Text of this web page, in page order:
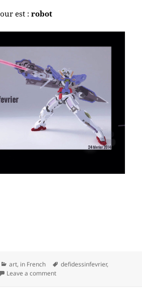
est :robot
Categories
art, in French Tags
defidessinfevrier,
Leave a commenton #defidessinfevrier jour 24,